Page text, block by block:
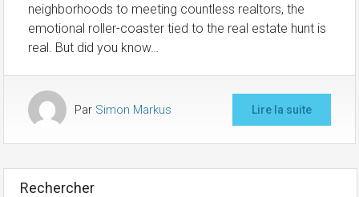
neighborhoods to meeting countless realtors, the
emotional roller-coaster tied to the real estate hunt is
real. But did you know…
Par Simon Markus Lire la suite
Rechercher